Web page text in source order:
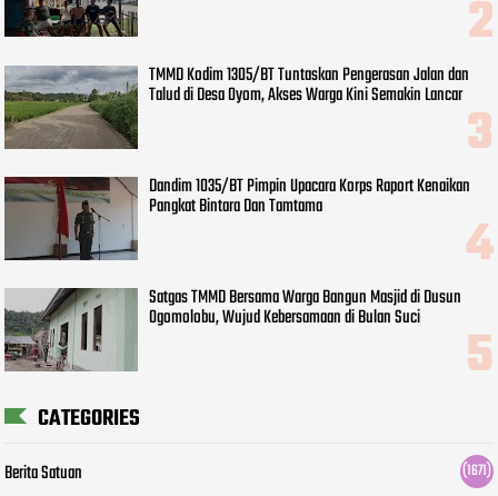
TMMD Kodim 1305/BT Tuntaskan Pengerasan Jalan dan
Talud di Desa Oyom, Akses Warga Kini Semakin Lancar
Dandim 1035/BT Pimpin Upacara Korps Raport Kenaikan
Pangkat Bintara Dan Tamtama
Satgas TMMD Bersama Warga Bangun Masjid di Dusun
Ogomolobu, Wujud Kebersamaan di Bulan Suci
CATEGORIES
Berita Satuan (1671)